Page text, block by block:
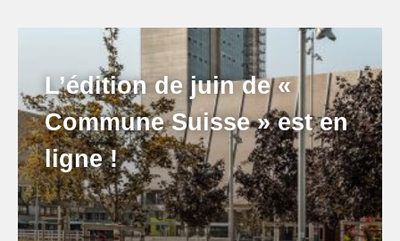
L’édition de juin de «
Commune Suisse » est en
ligne !